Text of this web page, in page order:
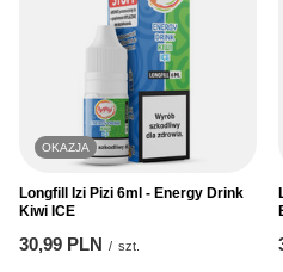
OKAZJA
Longfill Izi Pizi 6ml - Energy Drink
Kiwi ICE
30,99 PLN / szt.